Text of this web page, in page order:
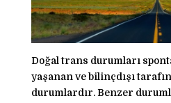
Doğal trans durumları
yaşanan ve bilinçdışı
durumlardır. Benzer